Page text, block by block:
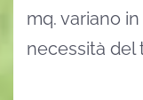
mq. variano
necessità del